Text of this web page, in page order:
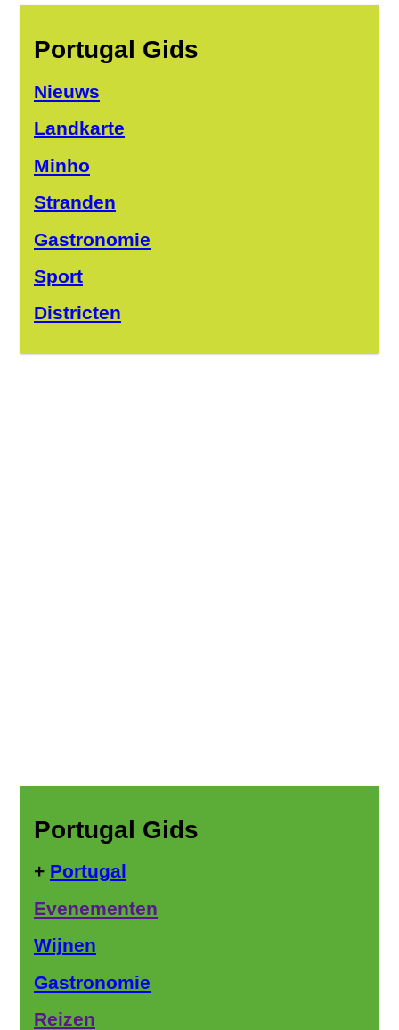
Portugal Gids
Nieuws
Landkarte
Minho
Stranden
Gastronomie
Sport
Districten
Portugal Gids
+ Portugal
Evenementen
Wijnen
Gastronomie
Reizen